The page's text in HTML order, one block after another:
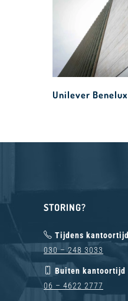
Unilever Benelux
STORING?
Tijdens kantoortijd
030 – 248 3033
Buiten kantoortijd
06 – 4622 2777